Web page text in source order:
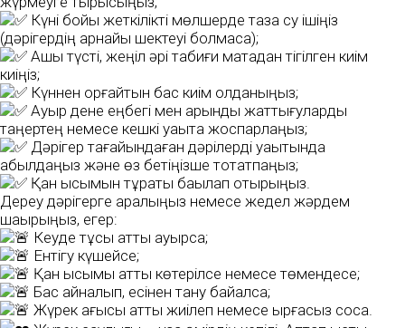
Күні бойы жеткілікті мөлшерде таза су ішіңіз
(дәрігердің арнайы шектеуі болмаса);
Ашық түсті, жеңіл әрі табиғи матадан тігілген киім
киіңіз;
Күннен қорғайтын бас киім қолданыңыз;
Ауыр дене еңбегі мен қарқынды жаттығуларды
таңертең немесе кешкі уақытқа жоспарлаңыз;
Дәрігер тағайындаған дәрілерді уақытында
қабылдаңыз және өз бетіңізше тоқтатпаңыз;
Қан қысымын тұрақты бақылап отырыңыз.
Дереу дәрігерге қаралыңыз немесе жедел жәрдем
шақырыңыз, егер:
Кеуде тұсы қатты ауырса;
Ентігу күшейсе;
Қан қысымы қатты көтерілсе немесе төмендесе;
Бас айналып, есінен тану байқалса;
Жүрек қағысы қатты жиілеп немесе ырғақсыз соқса.